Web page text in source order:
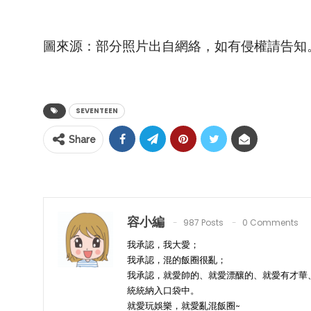
圖來源：部分照片出自網絡，如有侵權請告知
SEVENTEEN
Share
容小編 987 Posts 0 Comments
我承認，我大愛；
我承認，混的飯圈很亂；
我承認，就愛帥的、就愛漂釀的、就愛有才華
統統納入口袋中。
就愛玩娛樂，就愛亂混飯圈~